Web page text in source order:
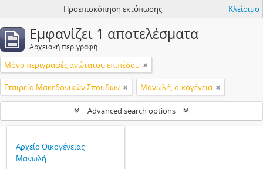
Προεπισκόπηση εκτύπωσης Κλείσιμο
Εμφανίζει 1 αποτελέσματα
Αρχειακή περιγραφή
Μόνο περιγραφές ανώτατου επιπέδου
Εταιρεία Μακεδονικών Σπουδών Μανωλή, οικογένεια
Advanced search options
Αρχείο Οικογένειας
Μανωλή